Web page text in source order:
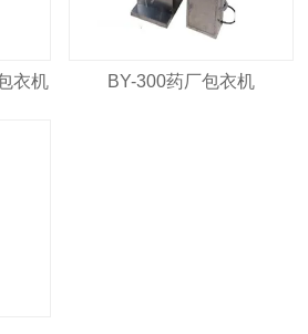
衣机 BY-300药厂包衣机